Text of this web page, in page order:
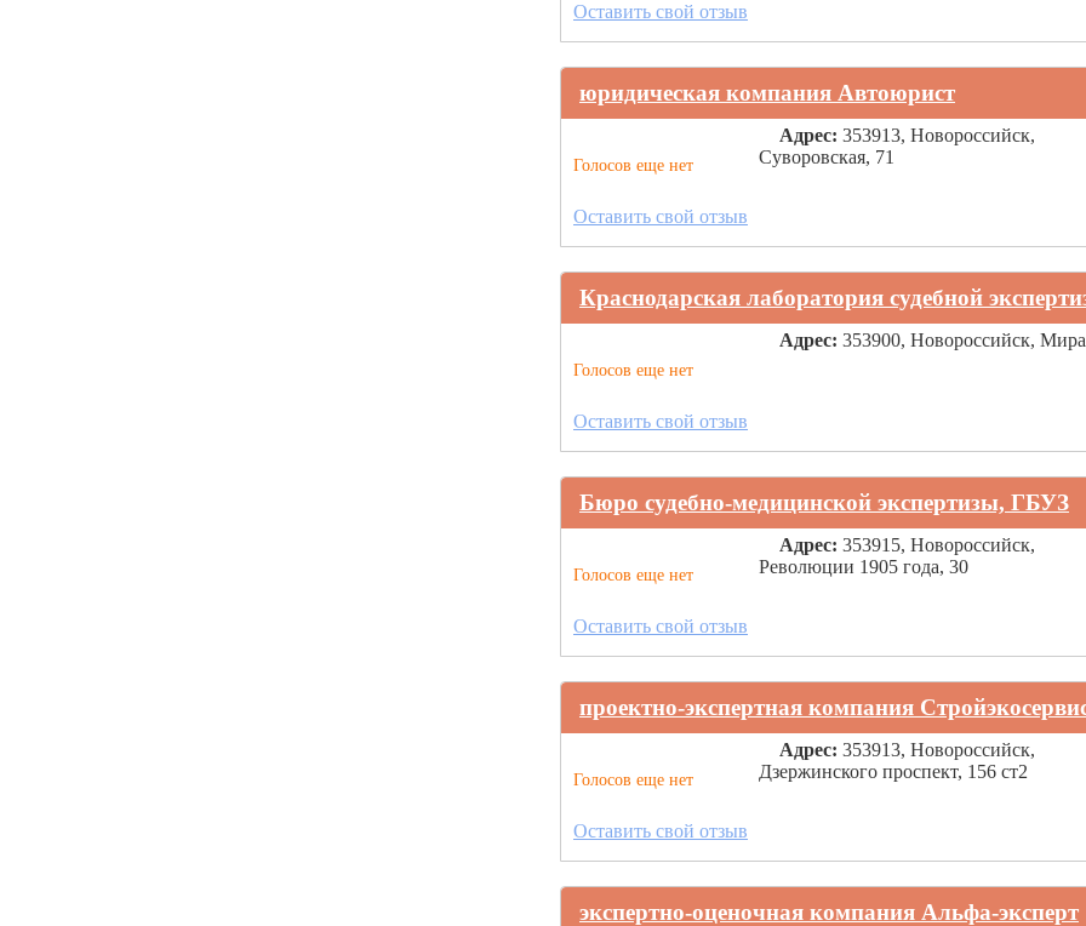
Оставить свой отзыв
юридическая компания Автоюрист
Голосов еще нет
Адрес: 353913, Новороссийск,
Суворовская, 71
Оставить свой отзыв
Краснодарская лаборатория судебной
Голосов еще нет
Адрес: 353900, Новороссийск,
Оставить свой отзыв
Бюро судебно-медицинской экспертизы, ГБУЗ
Голосов еще нет
Адрес: 353915, Новороссийск,
Революции 1905 года, 30
Оставить свой отзыв
проектно-экспертная компания
Голосов еще нет
Адрес: 353913, Новороссийск,
Дзержинского проспект, 156 ст2
Оставить свой отзыв
экспертно-оценочная компания Альфа-эксперт